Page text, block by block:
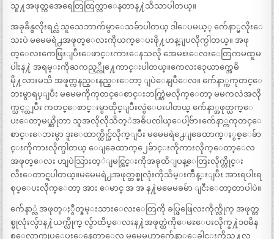
သူ႔အဖုတ္ကအေရေတြထြက္လာေနတာန႔ဲသိသာပါတယ္။
အခုခ်ိန္စလိုးရင္လဲ သူသေဘာက်မွာေသခ်ာပါတယ္ ဒါေပမယ့္ က်ေနာ္မလိုးေ
သးပဲ မမေမရဲ႕အဖုတ္ေလးကိုယက္ေပးဖို႔ဟန္ျပလိုက္ပါတယ္။ အဖု
တ္ေလးကေဖြးျပီးေဖာင္းကားေနသလို အေမႊးေလးေတြကမထူမ
ပါးန႔ဲ အရမ္းကိုႀကည့္လို႔ေကာင္းပါတယ္။ကေလး၃ေယာက္အေမိ
မို႔လားမသိ အဖူတ္ကနည္းနည္းေတာ့ ျပဲေနျပီေလ။ က်ေနာ္ကကုတင္ေ
ဘးမွာရပ္ျပီး မမေမကိုကုတင္ေစာင္းဘက္ဆြဲမလိုက္ေတာ့ မမကလဲအလို
က္သင့္ထျပီး ကတင္ေစာင္းမွာထိုင္ျပီးလွဲေပးပါတယ္ က်ေနာ္အဖုတ္ယက္ေ
ပးေတာ့မယ္ဆိုတာ သူအလိုလိုသိတ့ဲအဓိပၸါယ္ေပါ့ဗ်ာ။က်ေနာ္ကကုတင္ေ
စာင္းေဘးမွာ ဒူးေထာက္ထိုင္ခ်လိုက္ျပီး မမေမရဲ႕ေျခေထာက္ႏွစ္ေခ်ာ
င္းကိုကားလိုက္ပါတယ္ ေျခေထာက္၂ေခ်ာင္းကိုကားလိုက္ေတာ့ေလ
အဖုတ္ေလး ဟျပဲသြားတ့ဲျမင္ကြင္းကိုအခုထိျပန္ေတြးလိုက္တိုင္း
လီးေတာင္ရပါတယ္။မမေမရဲ႕အဖုတ္တစ္ခုလုံးကိုသိမ္းက်ဳံန္းျပီး အားရပါးရ
စုပ္ေပးလိုက္ေတာ့ အား ေမာင္ အ အ န႔ဲမမေမခမ်ာ ျငီးေတာ့တာပါပဲ။
က်ေနာ္လဲ အဖုတ္ႏွဳတ္ခမ္းသားေလးေတြကို ခပ္ဖြဖြေလးကိုက္လိုက္ အဖုတ္တ
စ္ခုလုံးလ်ွာန႔ဲယက္လိုက္ လ်ွာထိပ္ေလးန႔ဲအဖုတ္ထဲကိုေမႊေပးလိုက္န႔ဲ၁၀မိန
စ္ေလာက္လုပ္ေပးေနေတာ့ေလ မမေမဟာက်ေနာ့္ေခါင္းကိုသူ႔လ